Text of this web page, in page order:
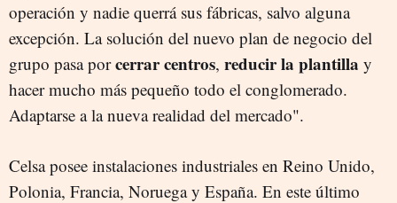
operación y nadie querrá sus fábricas, salvo alguna
excepción. La solución del nuevo plan de negocio del
grupo pasa porcerrar centros, reducir la plantilla y
hacer mucho más pequeño todo el conglomerado.
Adaptarse a la nueva realidad del mercado".
Celsa posee instalaciones industriales en Reino Unido,
Polonia, Francia, Noruega y España. En este último